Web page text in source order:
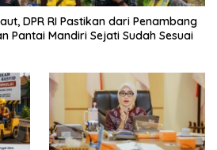
DPR RI Pastikan dari Penambang
Pantai Mandiri Sejati Sudah Sesuai